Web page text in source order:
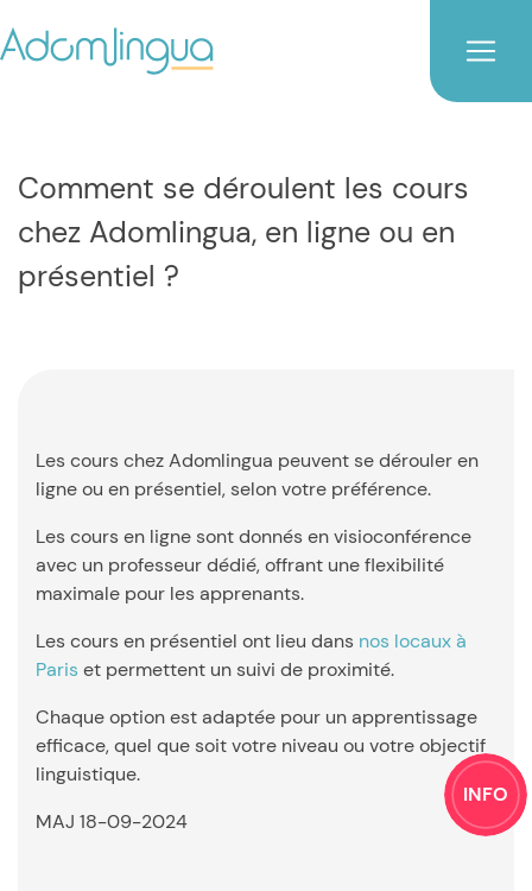
Comment se déroulent les cours
chez Adomlingua, en ligne ou en
présentiel ?
Les cours chez Adomlingua peuvent se dérouler en
ligne ou en présentiel, selon votre préférence.
Les cours en ligne sont donnés en visioconférence
avec un professeur dédié, offrant une flexibilité
maximale pour les apprenants.
Les cours en présentiel ont lieu dans nos locaux à
Pariset permettent un suivi de proximité.
Chaque option est adaptée pour un apprentissage
efficace, quel que soit votre niveau ou votre objectif
linguistique.
MAJ 18-09-2024
INFO